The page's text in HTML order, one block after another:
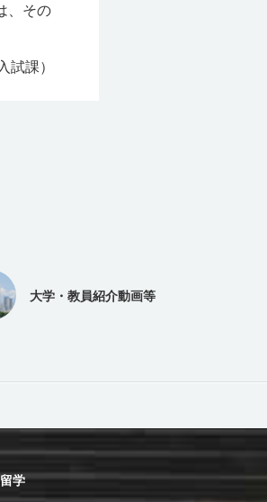
、その
試課）
大学・教員紹介動画等
学